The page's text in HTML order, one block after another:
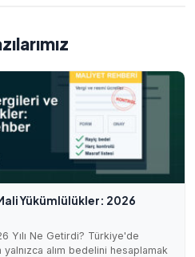
Yükümlülükler: 2026
Yılı Ne Getirdi? Türkiye'de
yalnızca alım bedelini hesaplamak